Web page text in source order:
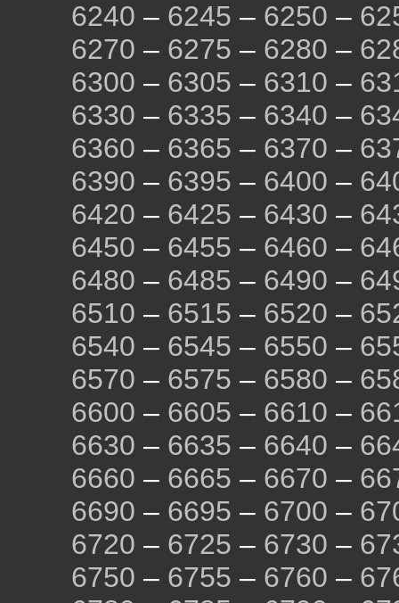
6240 – 6245 – 6250 –
6270 – 6275 – 6280 –
6300 – 6305 – 6310 –
6330 – 6335 – 6340 –
6360 – 6365 – 6370 –
6390 – 6395 – 6400 –
6420 – 6425 – 6430 –
6450 – 6455 – 6460 –
6480 – 6485 – 6490 –
6510 – 6515 – 6520 –
6540 – 6545 – 6550 –
6570 – 6575 – 6580 –
6600 – 6605 – 6610 –
6630 – 6635 – 6640 –
6660 – 6665 – 6670 –
6690 – 6695 – 6700 –
6720 – 6725 – 6730 –
6750 – 6755 – 6760 –